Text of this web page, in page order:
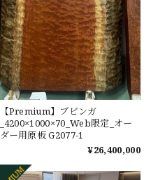
【Premium】ブビンガ
_4200×1000×70_Web限定_オー
ダー用原板 G2077-1
¥26,400,000